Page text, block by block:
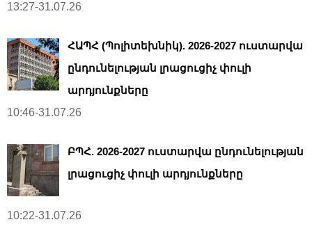
13:27-31.07.26
ՀԱՊՀ (Պոլիտեխնիկ). 2026-2027 ուստարվա
ընդունելության լրացուցիչ փուլի
արդյունքները
10:46-31.07.26
ԲՊՀ. 2026-2027 ուստարվա ընդունելության
լրացուցիչ փուլի արդյունքները
10:22-31.07.26